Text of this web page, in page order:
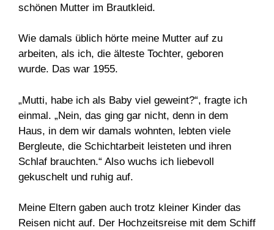
schönen Mutter im Brautkleid.
Wie damals üblich hörte meine Mutter auf zu
arbeiten, als ich, die älteste Tochter, geboren
wurde. Das war 1955.
„Mutti, habe ich als Baby viel geweint?“, fragte ich
einmal. „Nein, das ging gar nicht, denn in dem
Haus, in dem wir damals wohnten, lebten viele
Bergleute, die Schichtarbeit leisteten und ihren
Schlaf brauchten.“ Also wuchs ich liebevoll
gekuschelt und ruhig auf.
Meine Eltern gaben auch trotz kleiner Kinder das
Reisen nicht auf. Der Hochzeitsreise mit dem Schiff